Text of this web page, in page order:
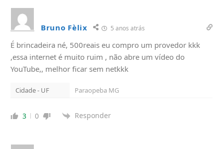
Bruno Fèlix 5 anos atrás
É brincadeira né, 500reais eu compro um provedor kkk
,essa internet é muito ruim , não abre um vídeo do
YouTube,, melhor ficar sem netkkk
Cidade - UF Paraopeba MG
3 0 Responder